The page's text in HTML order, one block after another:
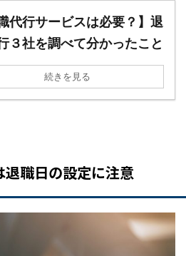
代行サービスは必要？】退
３社を調べて分かったこと
続きを見る
職日の設定に注意